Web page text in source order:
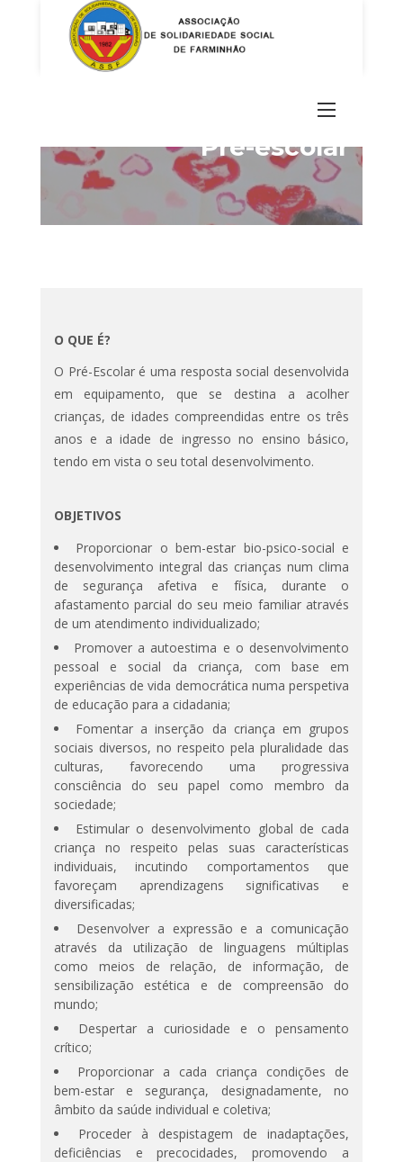
content
Pré-escolar
O QUE É?
O Pré-Escolar é uma resposta social desenvolvida
em equipamento, que se destina a acolher
crianças, de idades compreendidas entre os três
anos e a idade de ingresso no ensino básico,
tendo em vista o seu total desenvolvimento.
OBJETIVOS
Proporcionar o bem-estar bio-psico-social e
desenvolvimento integral das crianças num clima
de segurança afetiva e física, durante o
afastamento parcial do seu meio familiar através
de um atendimento individualizado;
Promover a autoestima e o desenvolvimento
pessoal e social da criança, com base em
experiências de vida democrática numa perspetiva
de educação para a cidadania;
Fomentar a inserção da criança em grupos
sociais diversos, no respeito pela pluralidade das
culturas, favorecendo uma progressiva
consciência do seu papel como membro da
sociedade;
Estimular o desenvolvimento global de cada
criança no respeito pelas suas características
individuais, incutindo comportamentos que
favoreçam aprendizagens significativas e
diversificadas;
Desenvolver a expressão e a comunicação
através da utilização de linguagens múltiplas
como meios de relação, de informação, de
sensibilização estética e de compreensão do
mundo;
Despertar a curiosidade e o pensamento
crítico;
Proporcionar a cada criança condições de
bem-estar e segurança, designadamente, no
âmbito da saúde individual e coletiva;
Proceder à despistagem de inadaptações,
deficiências e precocidades, promovendo a